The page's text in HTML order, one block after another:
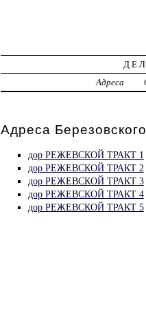
Адреса
Адреса
дор РЕЖЕВСКОЙ ТРАКТ 1
дор РЕЖЕВСКОЙ ТРАКТ 2
дор РЕЖЕВСКОЙ ТРАКТ 3
дор РЕЖЕВСКОЙ ТРАКТ 4
дор РЕЖЕВСКОЙ ТРАКТ 5